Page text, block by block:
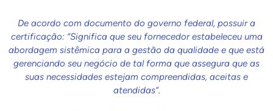
De acordo com documento do governo federal, possuir a
certificação: “Significa que seu fornecedor estabeleceu uma
abordagem sistêmica para a gestão da qualidade e que está
gerenciando seu negócio de tal forma que assegura que as
suas necessidades estejam compreendidas, aceitas e
atendidas”.